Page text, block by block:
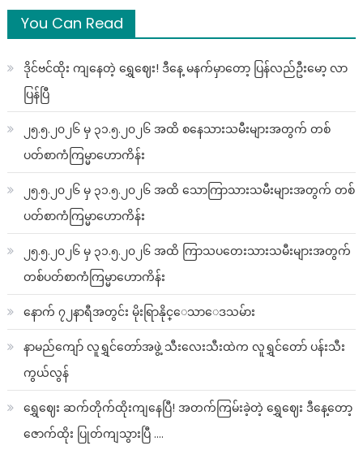
You Can Read
ဒိုင်ဗင်ထိုး ကျနေတဲ့ ရွှေဈေး! ဒီနေ့ မနက်မှာတော့ ပြန်လည်ဦးမော့ လာ
ပြန်ပြီ
၂၅.၅.၂၀၂၆ မှ ၃၁.၅.၂၀၂၆ အထိ စနေသားသမီးများအတွက် တစ်
ပတ်စာကံကြမ္မာဟောကိန်း
၂၅.၅.၂၀၂၆ မှ ၃၁.၅.၂၀၂၆ အထိ သောကြာသားသမီးများအတွက် တစ်
ပတ်စာကံကြမ္မာဟောကိန်း
၂၅.၅.၂၀၂၆ မှ ၃၁.၅.၂၀၂၆ အထိ ကြာသပတေးသားသမီးများအတွက်
တစ်ပတ်စာကံကြမ္မာဟောကိန်း
နောက် ၇၂နာရီအတွင်း မိုးရြာနိုင္ေသာေဒသမ်ား
နာမည်ကျော် လူရွှင်တော်အဖွဲ့ သီးလေးသီးထဲက လူရွှင်တော် ပန်းသီး
ကွယ်လွန်
ရွှေဈေး ဆက်တိုက်ထိုးကျနေပြီ! အတက်ကြမ်းခဲ့တဲ့ ရွှေဈေး ဒီနေ့တော့
ဇောက်ထိုး ပြုတ်ကျသွားပြီ ….